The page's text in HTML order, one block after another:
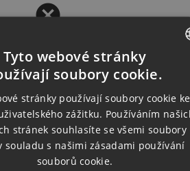
cancel
THE PURCHASE CONTRACT
SERVICE
help
GENERAL
ENGLISH
GERMAN
Tyto webové stránky
soubory cookie.
stránky používají soubory cookie ke
zážitku. Používáním
stránek souhlasíte se všemi soubory
souladu s našimi zásadami používání
souborů cookie.